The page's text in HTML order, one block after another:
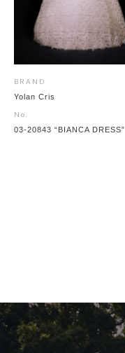
BRAND
Yolan Cris
No.
03-20843 “BIANCA DRESS”